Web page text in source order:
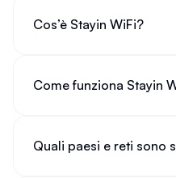
Cos’è Stayin WiFi?
Come funziona Stayin
Quali paesi e reti sono